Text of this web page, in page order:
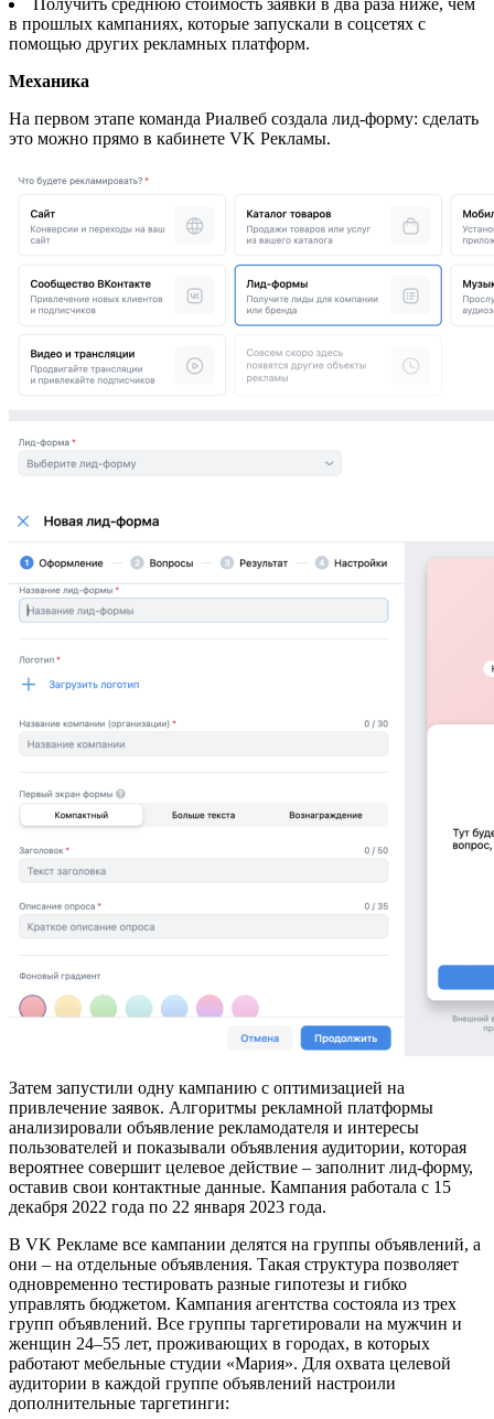
в прошлых кампаниях, которые запускали в соцсетях с
помощью других рекламных платформ.
Механика
На первом этапе команда Риалвеб создала лид-форму: сделать
это можно прямо в кабинете VK Рекламы.
Затем запустили одну кампанию с оптимизацией на
привлечение заявок. Алгоритмы рекламной платформы
анализировали объявление рекламодателя и интересы
пользователей и показывали объявления аудитории, которая
вероятнее совершит целевое действие – заполнит лид-форму,
оставив свои контактные данные. Кампания работала с 15
декабря 2022 года по 22 января 2023 года.
В VK Рекламе все кампании делятся на группы объявлений, а
они – на отдельные объявления. Такая структура позволяет
одновременно тестировать разные гипотезы и гибко
управлять бюджетом. Кампания агентства состояла из трех
групп объявлений. Все группы таргетировали на мужчин и
женщин 24–55 лет, проживающих в городах, в которых
работают мебельные студии «Мария». Для охвата целевой
аудитории в каждой группе объявлений настроили
дополнительные таргетинги: